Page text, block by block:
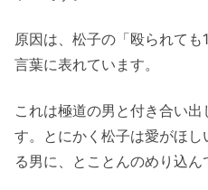
原因は、松子の「殴られても
言葉に表れています。
これは極道の男と付き合い
す。とにかく松子は愛がほ
る男に、とことんのめり込ん